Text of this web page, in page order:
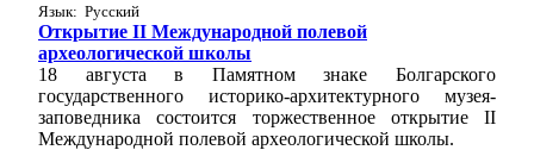
Язык: Русский
Открытие II Международной полевой
археологической школы
18 августа в Памятном знаке Болгарского
государственного историко-архитектурного музея-
заповедника состоится торжественное открытие II
Международной полевой археологической школы.